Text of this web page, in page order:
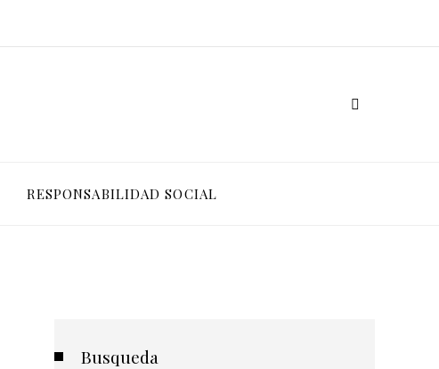
RESPONSABILIDAD SOCIAL
Busqueda